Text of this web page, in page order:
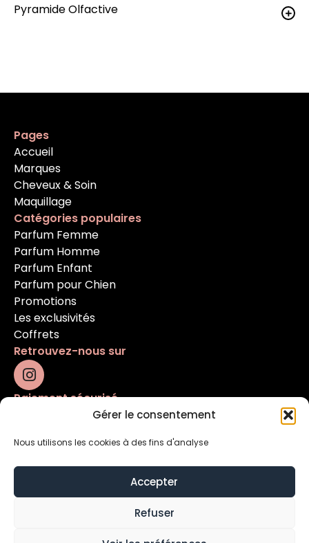
Gérer le consentement
Nous utilisons les cookies à des fins d'analyse
Accepter
Refuser
Pyramide Olfactive
Pages
Accueil
Marques
Cheveux & Soin
Maquillage
Catégories populaires
Parfum Femme
Parfum Homme
Parfum Enfant
Parfum pour Chien
Promotions
Les exclusivités
Coffrets
Retrouvez-nous sur
Paiement sécurisé